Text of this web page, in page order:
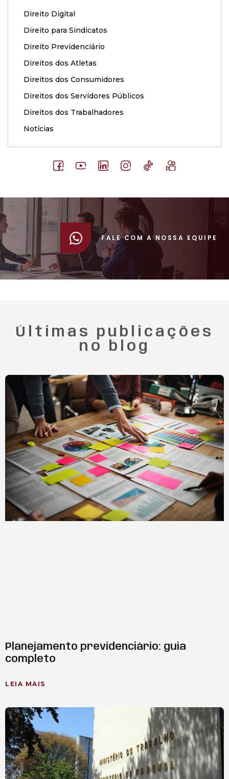
Direito Digital
Direito para Sindicatos
Direito Previdenciário
Direitos dos Atletas
Direitos dos Consumidores
Direitos dos Servidores Públicos
Direitos dos Trabalhadores
Notícias
FALE COM A NOSSA EQUIPE
Últimas publicações
no blog
Planejamento previdenciário: guia
completo
LEIA MAIS